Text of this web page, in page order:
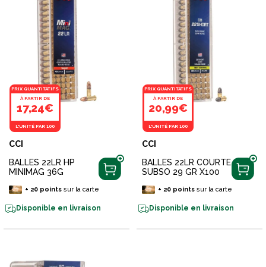
PRIX QUANTITATIFS
À PARTIR DE
17,24€
L'UNITÉ PAR 100
CCI
BALLES 22LR HP
MINIMAG 36G
+ 20pointssur la carte
Disponible en livraison
PRIX QUANTITATIFS
À PARTIR DE
20,99€
L'UNITÉ PAR 100
CCI
BALLES 22LR COURTE
SUBSO 29 GR X100
+ 20pointssur la carte
Disponible en livraison